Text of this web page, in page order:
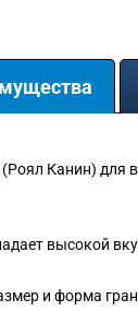
Канин) для
высокой
и форма